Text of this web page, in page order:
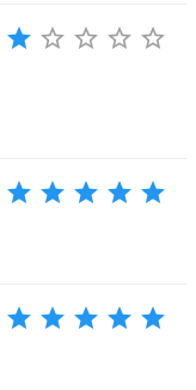
star star_border star_border star_border star_border
star star star star star
star star star star star